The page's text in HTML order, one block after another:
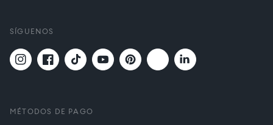
SÍGUENOS
InstagramFacebookTikTok YouTubePinterest Twitter Translation
MÉTODOS DE PAGO